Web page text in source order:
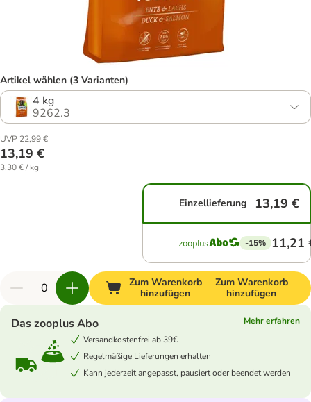
Artikel wählen (3 Varianten)
4 kg
9262.3
UVP 22,99 €
13,19 €
3,30 € / kg
Einzellieferung 13,19 €
-15% 11,21
Zum Warenkorb
hinzufügen
Zum Warenkorb
hinzufügen
Das zooplus Abo
Mehr erfahren
Versandkostenfrei ab 39€
Regelmäßige Lieferungen erhalten
Kann jederzeit angepasst, pausiert oder beendet werden